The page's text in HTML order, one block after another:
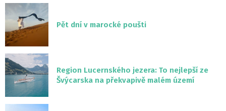
Pět dní v marocké poušti
Region Lucernského jezera: To nejlepší ze
Švýcarska na překvapivě malém území